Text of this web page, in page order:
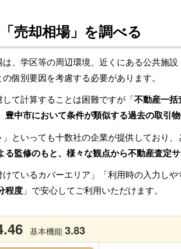
売却相場」を調べる
、学区等の周辺環境、近くにある公共施
個別要因を考慮する必要があります。
て計算することは困難ですが「不動産一括
豊中市において条件が類似する過去の取引
」といっても十数社の企業が提供しており
る監修のもと、様々な観点から不動産査定
ているカバーエリア」「利用時の入力し
程度 」で安心してご利用いただけます。